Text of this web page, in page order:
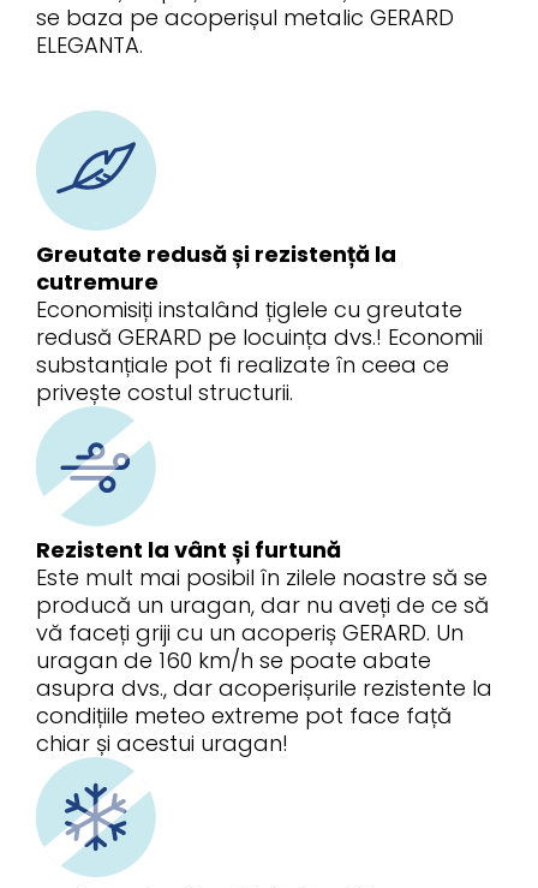
se baza pe acoperișul metalic GERARD
ELEGANTA.
Greutate redusă și rezistență la
cutremure
Economisiți instalând țiglele cu greutate
redusă GERARD pe locuința dvs.! Economii
substanțiale pot fi realizate în ceea ce
privește costul structurii.
Rezistent la vânt și furtună
Este mult mai posibil în zilele noastre să se
producă un uragan, dar nu aveți de ce să
vă faceți griji cu un acoperiș GERARD. Un
uragan de 160 km/h se poate abate
asupra dvs., dar acoperișurile rezistente la
condițiile meteo extreme pot face față
chiar și acestui uragan!